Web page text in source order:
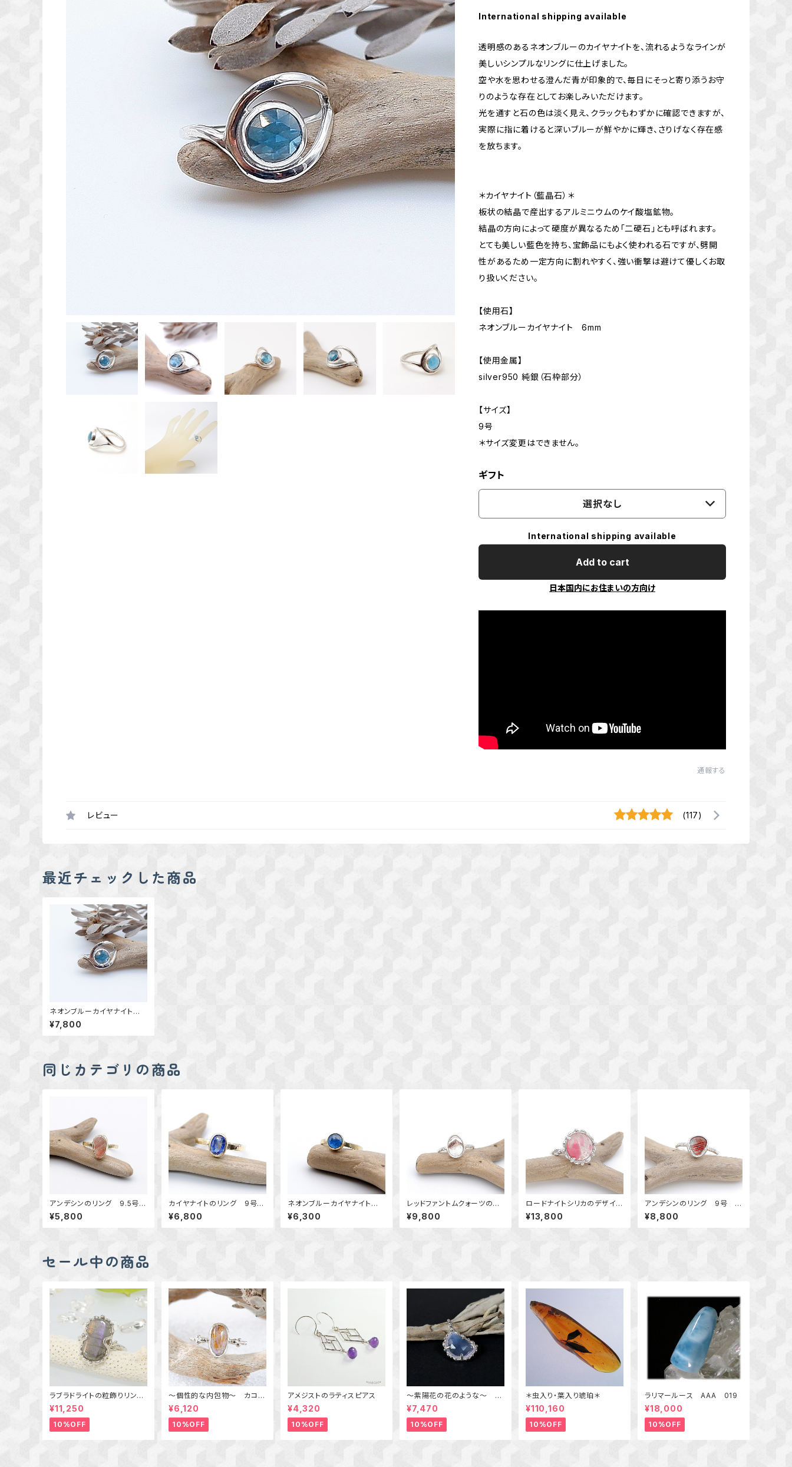
International shipping available
透明感のあるネオンブルーのカイヤナイトを、流れるようなラインが
美しいシンプルなリングに仕上げました。
空や水を思わせる澄んだ青が印象的で、毎日にそっと寄り添うお守
りのような存在としてお楽しみいただけます。
光を通すと石の色は淡く見え、クラックもわずかに確認できますが、
実際に指に着けると深いブルーが鮮やかに輝き、さりげなく存在感
を放ちます。
＊カイヤナイト（藍晶石）＊
板状の結晶で産出するアルミニウムのケイ酸塩鉱物。
結晶の方向によって硬度が異なるため「二硬石」とも呼ばれます。
とても美しい藍色を持ち、宝飾品にもよく使われる石ですが、劈開
性があるため一定方向に割れやすく、強い衝撃は避けて優しくお取
り扱いください。
【使用石】
ネオンブルーカイヤナイト 6mm
【使用金属】
silver950 純銀（石枠部分）
【サイズ】
9号
＊サイズ変更はできません。
ギフト
選択なし
International shipping available
Add to cart
日本国内にお住まいの方向け
通報する
レビュー (117)
最近チェックした商品
ネオンブルーカイヤナイトの
ウェーブリング 9号 ～Blu
e Everflow～ 天然石リン
グ 一点物 macari
¥7,800
同じカテゴリの商品
アンデシンのリング 9.5号
～真鍮～ 天然石アクセサリ
ー 指輪 一点物 macari
¥5,800
カイヤナイトのリング 9号
真鍮 ～清らかな蒼～ 天
然石アクセサリー 指輪 一
点物 macari
¥6,800
ネオンブルーカイヤナイトのリ
ング 9号 真鍮 天然石リ
ング 一点物 macari 指
輪
¥6,300
レッドファントムクォーツのリ
ング 9.5号 ～成長の跡
を残して～ 天然石アクセ
サリー 一点物
¥9,800
ロードナイトシリカのデザイン
リング ９号 ～バラの花び
ら閉じ込めて～ 天然石アク
セサリー 一点物
¥13,800
アンデシンのリング 9号
～紅の層影～ 天然石アクセ
サリー 指輪 一点物
¥8,800
セール中の商品
ラブラドライトの粒飾りリング
（パープル＆オレンジ） 16号
¥11,250
10%OFF
～個性的な内包物～ カコク
セナイトインアメジストの粒飾
りリング 10号 天然石アク
セサリー 一点物 macari
¥6,120
10%OFF
アメジストのラティスピアス
¥4,320
10%OFF
～紫陽花の花のような～ ラ
ベンダークォーツの粒飾りペ
ンダント 天然石アクセサ
リー 一点物
¥7,470
10%OFF
＊虫入り・葉入り琥珀＊
¥110,160
10%OFF
ラリマールース AAA 019
¥18,000
10%OFF